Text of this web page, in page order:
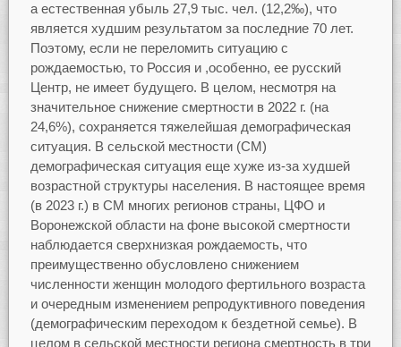
а естественная убыль 27,9 тыс. чел. (12,2‰), что
является худшим результатом за последние 70 лет.
Поэтому, если не переломить ситуацию с
рождаемостью, то Россия и ,особенно, ее русский
Центр, не имеет будущего. В целом, несмотря на
значительное снижение смертности в 2022 г. (на
24,6%), сохраняется тяжелейшая демографическая
ситуация. В сельской местности (СМ)
демографическая ситуация еще хуже из-за худшей
возрастной структуры населения. В настоящее время
(в 2023 г.) в СМ многих регионов страны, ЦФО и
Воронежской области на фоне высокой смертности
наблюдается сверхнизкая рождаемость, что
преимущественно обусловлено снижением
численности женщин молодого фертильного возраста
и очередным изменением репродуктивного поведения
(демографическим переходом к бездетной семье). В
целом в сельской местности региона смертность в три